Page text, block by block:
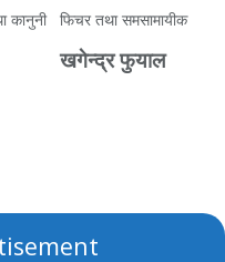
कानुनी
फिचर तथा समसामायीक
खगेन्द्र फुयाल